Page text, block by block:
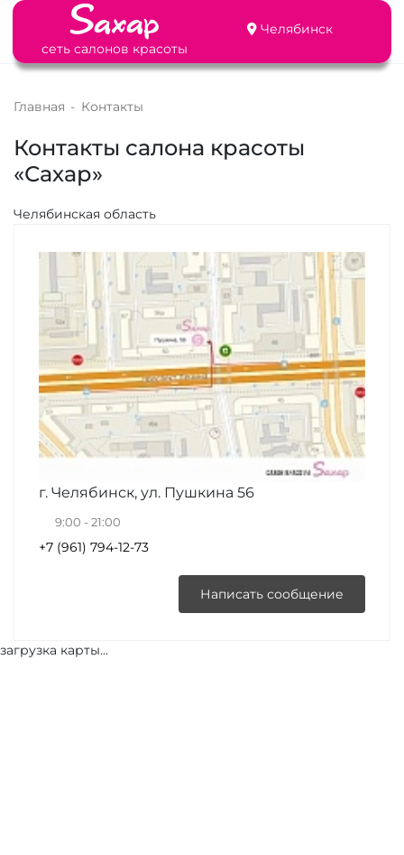
сеть салонов красоты
Челябинск
Главная - Контакты
Контакты салона красоты
«Сахар»
Челябинская область
г. Челябинск, ул. Пушкина 56
9:00 - 21:00
+7 (961) 794-12-73
Написать сообщение
загрузка карты...